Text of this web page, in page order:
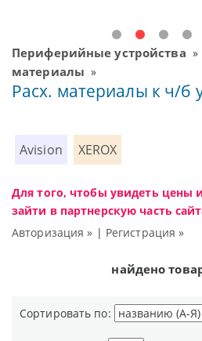
Периферийные устройства »
материалы »
Расх. материалы к ч/б
Avision XEROX
Для того, чтобы увидеть цены
зайти в партнерскую часть
Авторизация » | Регистрация »
найдено
Сортировать по: